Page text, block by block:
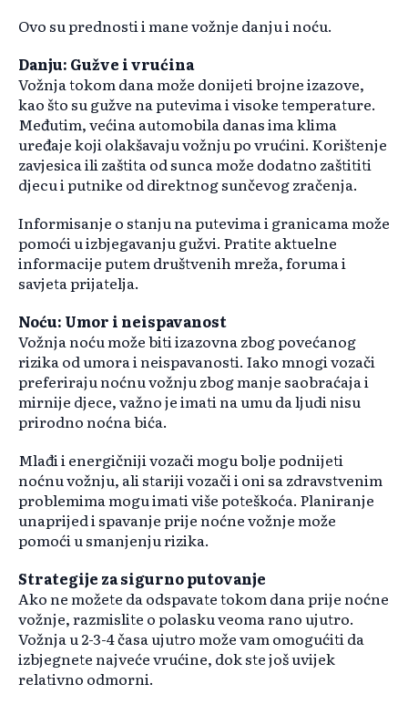
Ovo su prednosti i mane vožnje danju i noću.
Danju: Gužve i vrućina
Vožnja tokom dana može donijeti brojne izazove,
kao što su gužve na putevima i visoke temperature.
Međutim, većina automobila danas ima klima
uređaje koji olakšavaju vožnju po vrućini. Korištenje
zavjesica ili zaštita od sunca može dodatno zaštititi
djecu i putnike od direktnog sunčevog zračenja.
Informisanje o stanju na putevima i granicama može
pomoći u izbjegavanju gužvi. Pratite aktuelne
informacije putem društvenih mreža, foruma i
savjeta prijatelja.
Noću: Umor i neispavanost
Vožnja noću može biti izazovna zbog povećanog
rizika od umora i neispavanosti. Iako mnogi vozači
preferiraju noćnu vožnju zbog manje saobraćaja i
mirnije djece, važno je imati na umu da ljudi nisu
prirodno noćna bića.
Mlađi i energičniji vozači mogu bolje podnijeti
noćnu vožnju, ali stariji vozači i oni sa zdravstvenim
problemima mogu imati više poteškoća. Planiranje
unaprijed i spavanje prije noćne vožnje može
pomoći u smanjenju rizika.
Strategije za sigurno putovanje
Ako ne možete da odspavate tokom dana prije noćne
vožnje, razmislite o polasku veoma rano ujutro.
Vožnja u 2-3-4 časa ujutro može vam omogućiti da
izbjegnete najveće vrućine, dok ste još uvijek
relativno odmorni.